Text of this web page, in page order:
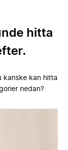
hitta
kanske kan hitta
nedan?